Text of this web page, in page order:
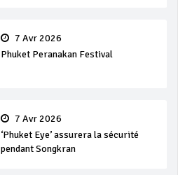
7 Avr 2026
Phuket Peranakan Festival
7 Avr 2026
‘Phuket Eye’ assurera la sécurité
pendant Songkran